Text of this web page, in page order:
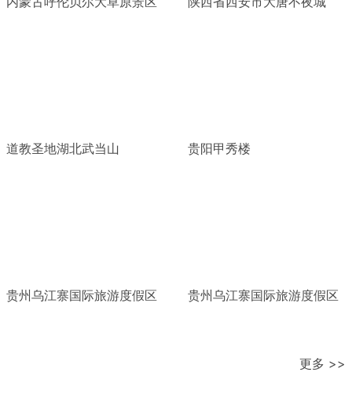
道教圣地湖北武当山 贵阳甲秀楼
贵州乌江寨国际旅游度假区 贵州乌江寨国际旅游度假区
更多 >>